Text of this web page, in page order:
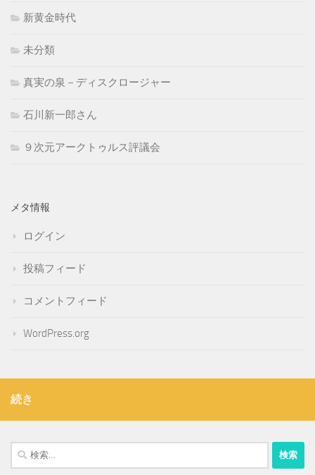
新黄金時代
未分類
真実の泉－ディスクロージャー
石川新一郎さん
９次元アークトゥルス評議会
メタ情報
ログイン
投稿フィード
コメントフィード
WordPress.org
続き
検
索: